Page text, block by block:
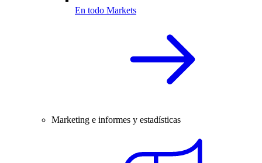
En todo Markets
Marketing e informes y estadísticas